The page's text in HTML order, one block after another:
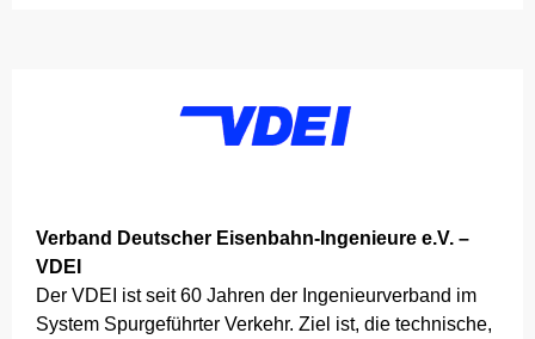
Verband Deutscher Eisenbahn-Ingenieure e.V. –
VDEI
Der VDEI ist seit 60 Jahren der Ingenieurverband im
System Spurgeführter Verkehr. Ziel ist, die technische,